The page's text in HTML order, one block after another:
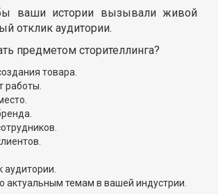
ваши истории вызывали живой
отклик аудитории.
предметом сторителлинга?
товара.
работы.
аудитории.
актуальным темам в вашей индустрии.